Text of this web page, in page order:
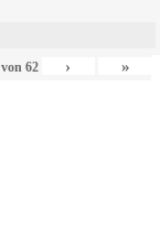
von 62 › »